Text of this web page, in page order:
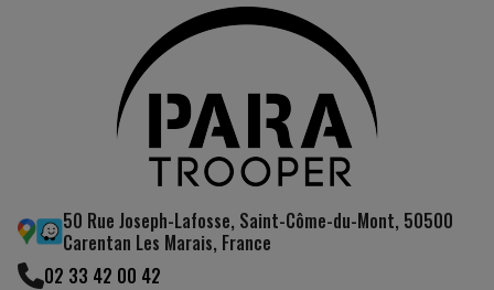
50 Rue Joseph-Lafosse, Saint-Côme-du-Mont, 50500
Carentan Les Marais, France
02 33 42 00 42